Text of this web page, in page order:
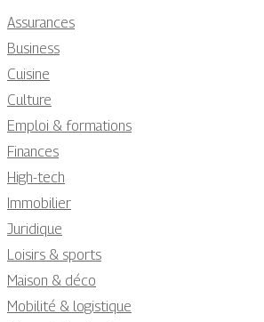
Assurances
Business
Cuisine
Culture
Emploi & formations
Finances
High-tech
Immobilier
Juridique
Loisirs & sports
Maison & déco
Mobilité & logistique